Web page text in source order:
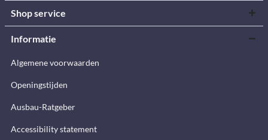
Shop service
Informatie
Algemene voorwaarden
Openingstijden
Ausbau-Ratgeber
Accessibility statement